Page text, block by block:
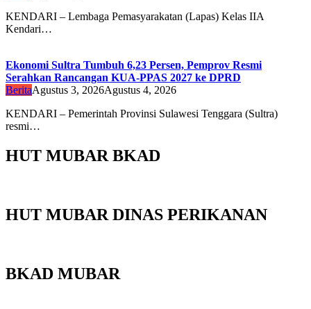
KENDARI – Lembaga Pemasyarakatan (Lapas) Kelas IIA
Kendari…
Ekonomi Sultra Tumbuh 6,23 Persen, Pemprov Resmi
Serahkan Rancangan KUA-PPAS 2027 ke DPRD
BeritaAgustus 3, 2026Agustus 4, 2026
KENDARI – Pemerintah Provinsi Sulawesi Tenggara (Sultra)
resmi…
HUT MUBAR BKAD
HUT MUBAR DINAS PERIKANAN
BKAD MUBAR